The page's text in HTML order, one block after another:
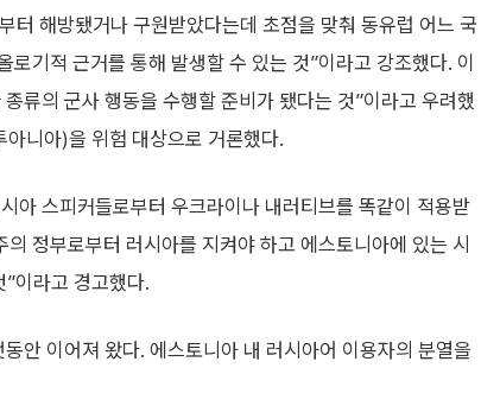
터 해방됐거나 구원받았다는데 초점을 맞춰 동유럽 어느 국
기적 근거를 통해 발생할 수 있는 것”이라고 강조했다. 이
류의 군사 행동을 수행할 준비가 됐다는 것”이라고 우려했
니아)을 위험 대상으로 거론했다.
아 스피커들로부터 우크라이나 내러티브를 똑같이 적용받
정부로부터 러시아를 지켜야 하고 에스토니아에 있는 시
이라고 경고했다.
안 이어져 왔다. 에스토니아 내 러시아어 이용자의 분열을